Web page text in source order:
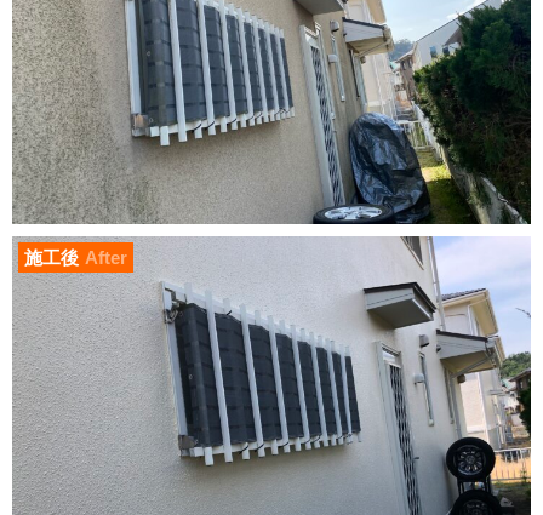
施工後 After